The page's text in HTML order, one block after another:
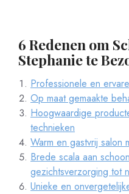
6 Redenen om
Stephanie te
Professionele en
Op maat gemaakte
Hoogwaardige
technieken
Warm en gastvrij salon
Brede scala aan
gezichtsverzorging tot
Unieke en